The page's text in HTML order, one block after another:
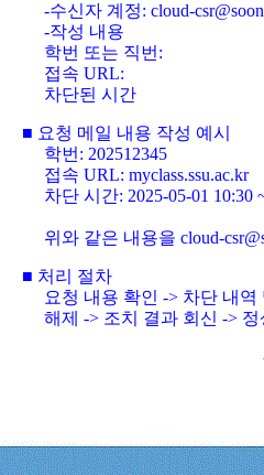
-수신자 계정: cloud-
-작성 내용
학번 또는 직번:
접속 URL:
차단된 시간
■ 요청 메일 내용 작성 예시
학번: 202512345
접속 URL: myclass.ssu.ac.kr
차단 시간: 2025-05-01 10:30
위와 같은 내용을 cloud-
■ 처리 절차
요청 내용 확인 -> 차단 내
해제 -> 조치 결과 회신 ->